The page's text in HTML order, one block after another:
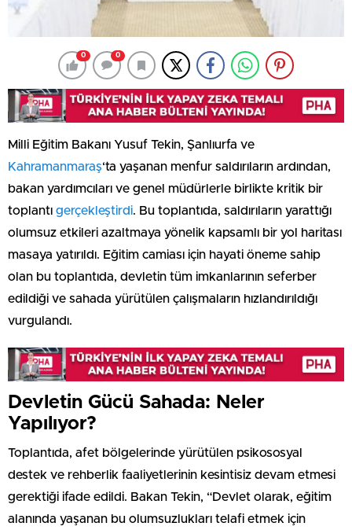
0 0
Milli Eğitim Bakanı Yusuf Tekin, Şanlıurfa ve
Kahramanmaraş‘ta yaşanan menfur saldırıların ardından,
bakan yardımcıları ve genel müdürlerle birlikte kritik bir
toplantı gerçekleştirdi. Bu toplantıda, saldırıların yarattığı
olumsuz etkileri azaltmaya yönelik kapsamlı bir yol haritası
masaya yatırıldı. Eğitim camiası için hayati öneme sahip
olan bu toplantıda, devletin tüm imkanlarının seferber
edildiği ve sahada yürütülen çalışmaların hızlandırıldığı
vurgulandı.
Devletin Gücü Sahada: Neler
Yapılıyor?
Toplantıda, afet bölgelerinde yürütülen psikososyal
destek ve rehberlik faaliyetlerinin kesintisiz devam etmesi
gerektiği ifade edildi. Bakan Tekin, “Devlet olarak, eğitim
alanında yaşanan bu olumsuzlukları telafi etmek için